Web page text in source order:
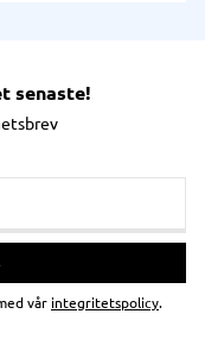
senaste!
vår integritetspolicy